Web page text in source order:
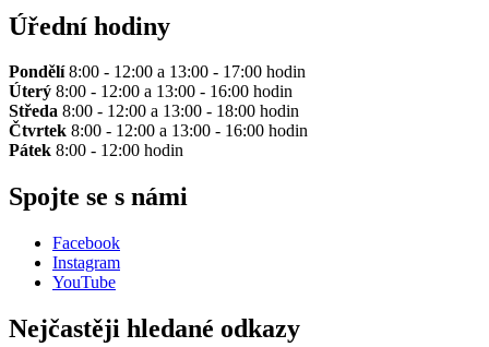
Úřední hodiny
Pondělí8:00 - 12:00 a 13:00 - 17:00 hodin
Úterý 8:00 - 12:00 a 13:00 - 16:00 hodin
Středa 8:00 - 12:00 a 13:00 - 18:00 hodin
Čtvrtek 8:00 - 12:00 a 13:00 - 16:00 hodin
Pátek 8:00 - 12:00 hodin
Spojte se s námi
Facebook
Instagram
YouTube
Nejčastěji hledané odkazy